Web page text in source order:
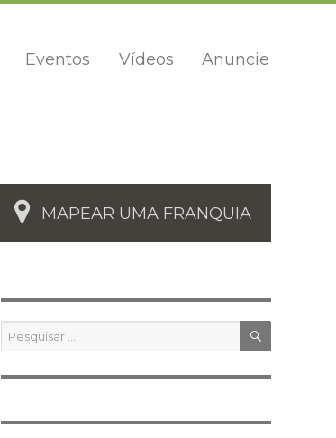
Eventos Vídeos Anuncie
MAPEAR UMA FRANQUIA
Pesquisar
por: